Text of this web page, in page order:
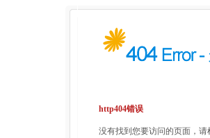
http404错误
没有找到您要访问的页面，